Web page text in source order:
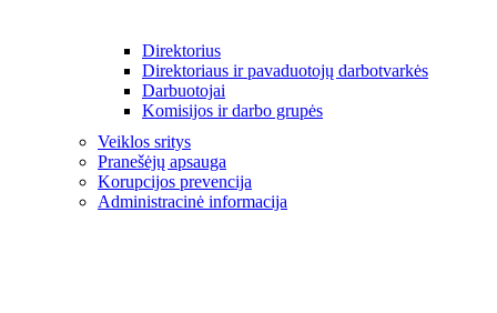
Direktorius
Direktoriaus ir pavaduotojų darbotvarkės
Darbuotojai
Komisijos ir darbo grupės
Veiklos sritys
Pranešėjų apsauga
Korupcijos prevencija
Administracinė informacija